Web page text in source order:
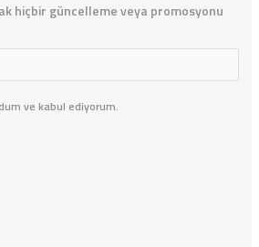
hiçbir güncelleme veya promosyonu
ve kabul ediyorum.